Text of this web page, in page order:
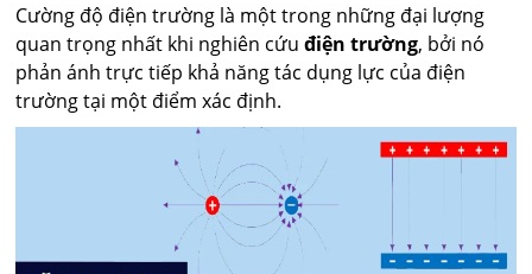
Cường độ điện trường là một trong những đại lượng
quan trọng nhất khi nghiên cứuđiện trường, bởi nó
phản ánh trực tiếp khả năng tác dụng lực của điện
trường tại một điểm xác định.